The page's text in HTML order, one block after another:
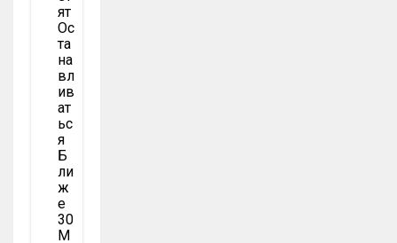
Ят
Ос
Та
На
Вл
Ив
Ат
Ьс
Я
Б
Ли
Ж
Е
30
М